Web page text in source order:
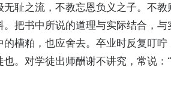
耻之流，不教忘恩负义之子。不教
把书中所说的道理与实际结合，
槽粕，也应舍去。卒业时反复叮咛
。对学徒出师酬谢不讲究，常说：